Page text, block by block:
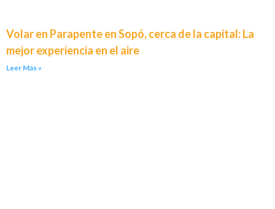
Volar en Parapente en Sopó, cerca de la capital: La
mejor experiencia en el aire
Leer Más »